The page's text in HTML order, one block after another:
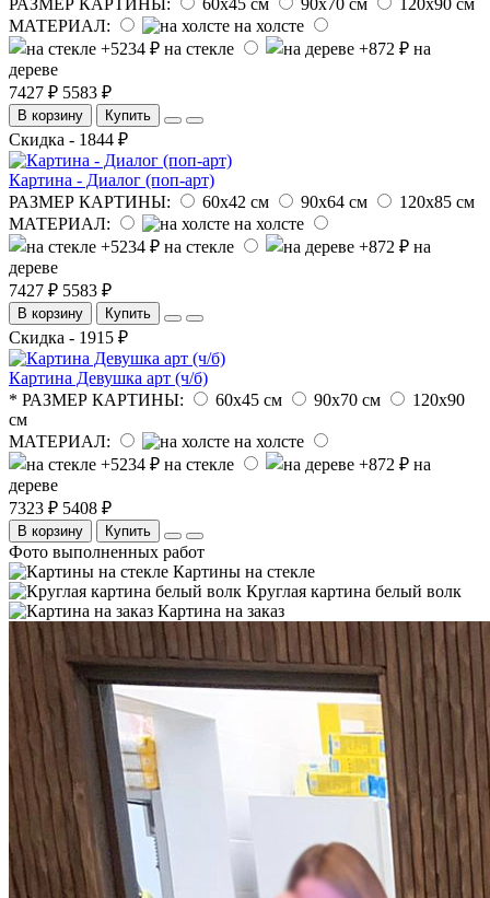
МАТЕРИАЛ:
на холсте
на стекле
на
дереве
7427 ₽ 5583 ₽
В корзину Купить
Скидка - 1844 ₽
Картина - Диалог (поп-арт)
РАЗМЕР КАРТИНЫ:
60х42 см 90х64 см
120х85 см
МАТЕРИАЛ:
на холсте
на стекле
на
дереве
7427 ₽ 5583 ₽
В корзину Купить
Скидка - 1915 ₽
Картина Девушка арт (ч/б)
* РАЗМЕР КАРТИНЫ:
60х45 см 90х70 см
120х90
см
МАТЕРИАЛ:
на холсте
на стекле
на
дереве
7323 ₽ 5408 ₽
В корзину Купить
Фото выполненных работ
Картины на стекле
Круглая картина белый волк
Картина на заказ